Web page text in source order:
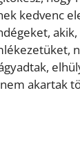
kedvenc
akartak